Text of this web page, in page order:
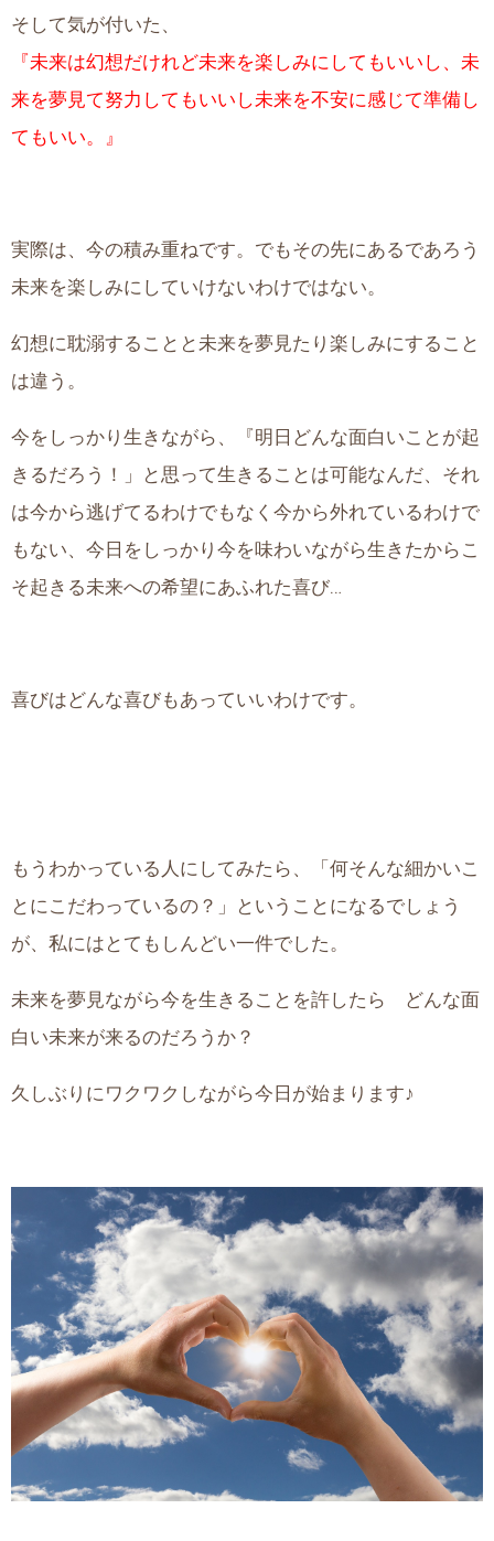
そして気が付いた、
『未来は幻想だけれど未来を楽しみにしてもいいし、未
来を夢見て努力してもいいし未来を不安に感じて準備し
てもいい。』
実際は、今の積み重ねです。でもその先にあるであろう
未来を楽しみにしていけないわけではない。
幻想に耽溺することと未来を夢見たり楽しみにすること
は違う。
今をしっかり生きながら、『明日どんな面白いことが起
きるだろう！」と思って生きることは可能なんだ、それ
は今から逃げてるわけでもなく今から外れているわけで
もない、今日をしっかり今を味わいながら生きたからこ
そ起きる未来への希望にあふれた喜び…
喜びはどんな喜びもあっていいわけです。
もうわかっている人にしてみたら、「何そんな細かいこ
とにこだわっているの？」ということになるでしょう
が、私にはとてもしんどい一件でした。
未来を夢見ながら今を生きることを許したら どんな面
白い未来が来るのだろうか？
久しぶりにワクワクしながら今日が始まります♪